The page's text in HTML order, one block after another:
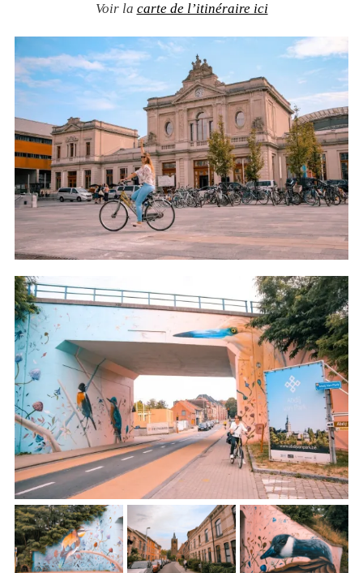
Voir la carte de l’itinéraire ici